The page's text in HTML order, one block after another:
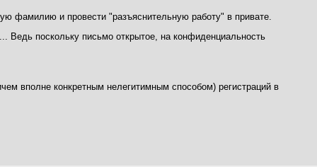
фамилию и провести "разъяснительную работу" в привате.
Ведь поскольку письмо открытое, на конфиденциальность
вполне конкретным нелегитимным способом) регистраций в